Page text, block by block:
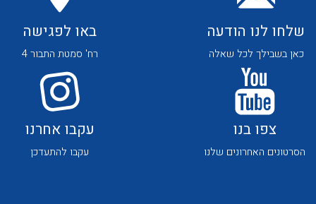
לכל מוצרי היצרן לכל מוצרי היצרן
שלחו לנו הודעה
כאן בשבילך לכל שאלה
באו לפגישה
רח' סמטת התבור 4
צפו בנו
הסרטונים האחרונים שלנו
עקבו אחרנו
עקבו להתעדכן